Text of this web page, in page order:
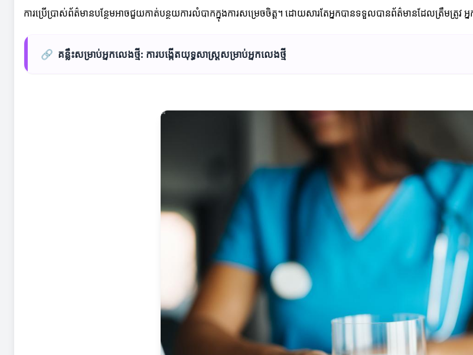
ការប្រើប្រាស់ព័ត៌មានបន្ថែមអាចជួយកាត់បន្ថយការលំបាកក្នុងការសម្រេចចិត្ត។ ដោយសារតែអ្នកបានទទួលបានព័ត៌មានដែលត្រឹមត្រូវ
🔗 គន្លឹះសម្រាប់អ្នកលេងថ្មី: ការបង្កើតយុទ្ធសាស្ត្រសម្រាប់អ្នកលេងថ្មី